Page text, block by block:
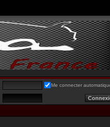
Me connecter